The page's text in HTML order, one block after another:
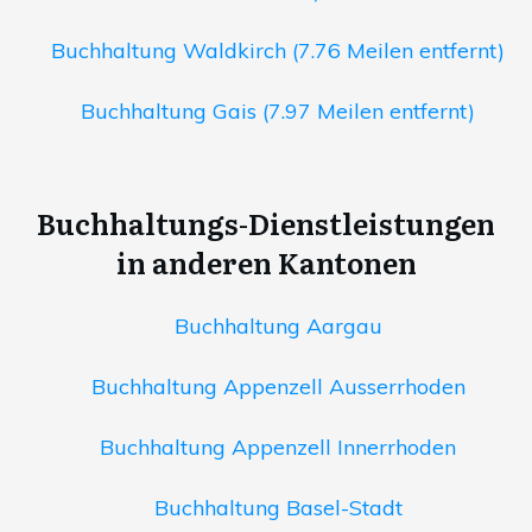
Buchhaltung Waldkirch (7.76 Meilen entfernt)
Buchhaltung Gais (7.97 Meilen entfernt)
Buchhaltungs-Dienstleistungen
in anderen Kantonen
Buchhaltung Aargau
Buchhaltung Appenzell Ausserrhoden
Buchhaltung Appenzell Innerrhoden
Buchhaltung Basel-Stadt